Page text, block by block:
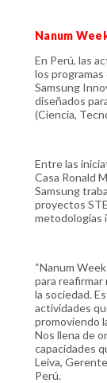
Nanum
En Perú, las
los
Samsung
diseñados
(Ciencia,
Entre las
Casa Ronald
Samsung
proyectos
metodologías
“Nanum
para
la sociedad.
actividades
promoviendo
Nos llena de
capacidades
Leiva,
Perú.